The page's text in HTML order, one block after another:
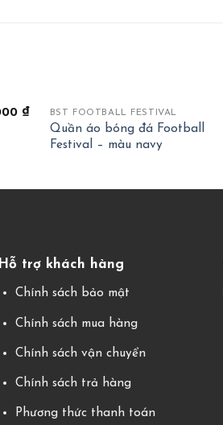
₫ BST FOOTBALL FESTIVAL
Quần áo bóng đá Football
Festival – màu navy
Hỗ trợ khách hàng
Chính sách bảo mật
Chính sách mua hàng
Chính sách vận chuyển
Chính sách trả hàng
Phương thức thanh toán